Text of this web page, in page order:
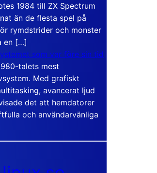
1984 till ZX Spectrum
än de flesta spel på
rymdstrider och monster
en […]
som var före sin tid
talets mest
Med grafiskt
avancerat ljud
det att hemdatorer
och användarvänliga